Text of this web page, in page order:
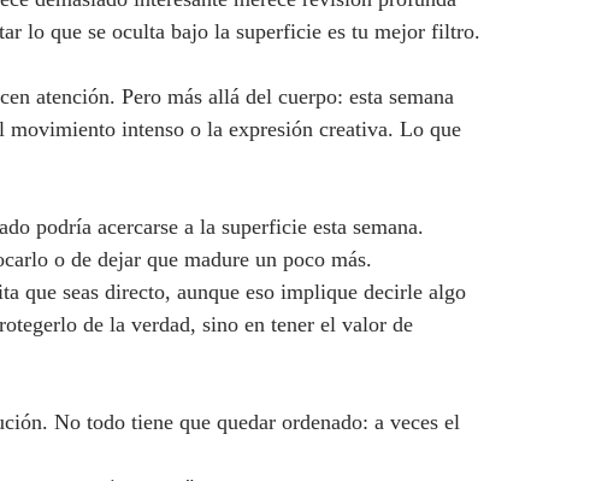
lo que se oculta bajo la superficie es tu mejor filtro.
atención. Pero más allá del cuerpo: esta semana
intenso o la expresión creativa. Lo que
podría acercarse a la superficie esta semana.
o de dejar que madure un poco más.
que seas directo, aunque eso implique decirle algo
de la verdad, sino en tener el valor de
No todo tiene que quedar ordenado: a veces el